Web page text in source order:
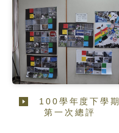
100學年度下學期
第一次總評